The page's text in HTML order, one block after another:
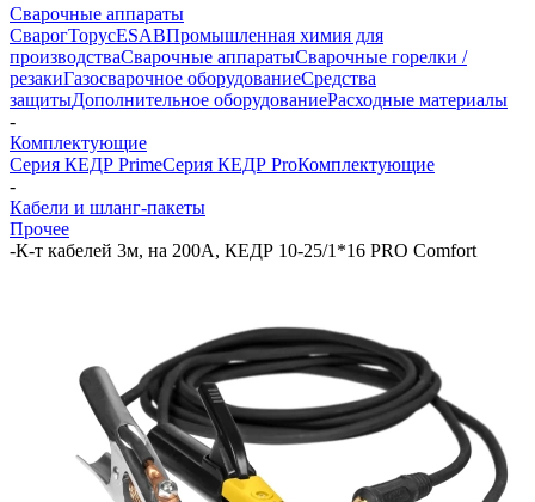
Сварочные аппараты
СварогТорусESABПромышленная химия для
производстваСварочные аппаратыСварочные горелки /
резакиГазосварочное оборудованиеСредства
защитыДополнительное оборудованиеРасходные материалы
-
Комплектующие
Серия КЕДР PrimeСерия КЕДР ProКомплектующие
-
Кабели и шланг-пакеты
Прочее
-К-т кабелей 3м, на 200А, КЕДР 10-25/1*16 PRO Comfort